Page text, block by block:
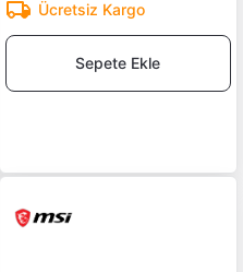
Ücretsiz Kargo
Sepete Ekle